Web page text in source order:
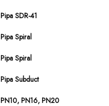
Pipa SDR-41
Pipa Spiral
Pipa Spiral
Pipa Subduct
PN10, PN16, PN20